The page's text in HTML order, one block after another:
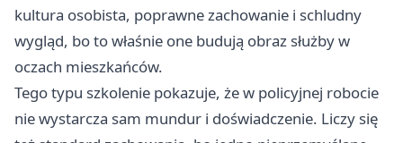
kultura osobista, poprawne zachowanie i schludny
wygląd, bo to właśnie one budują obraz służby w
oczach mieszkańców.
Tego typu szkolenie pokazuje, że w policyjnej robocie
nie wystarcza sam mundur i doświadczenie. Liczy się